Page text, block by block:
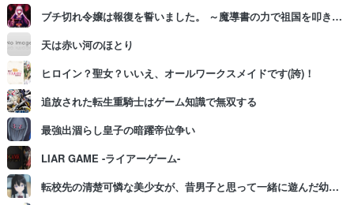
ブチ切れ令嬢は報復を誓いました。 ～魔導書の力で祖国を叩き潰します～
天は赤い河のほとり
ヒロイン？聖女？いいえ、オールワークスメイドです(誇)！
追放された転生重騎士はゲーム知識で無双する
最強出涸らし皇子の暗躍帝位争い
LIAR GAME -ライアーゲーム-
転校先の清楚可憐な美少女が、昔男子と思って一緒に遊んだ幼馴染だった件